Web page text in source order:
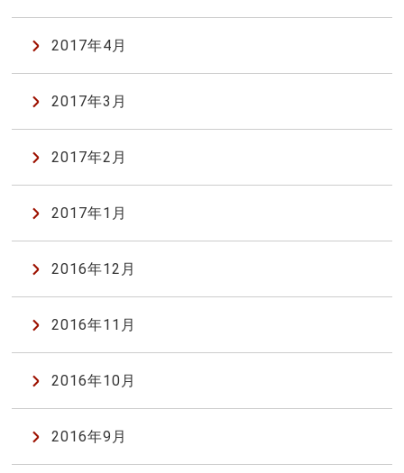
2017年4月
2017年3月
2017年2月
2017年1月
2016年12月
2016年11月
2016年10月
2016年9月